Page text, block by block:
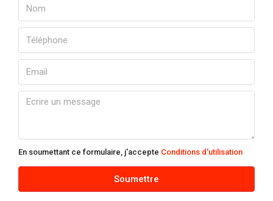
En soumettant ce formulaire, j'accepte Conditions d'utilisation
Soumettre